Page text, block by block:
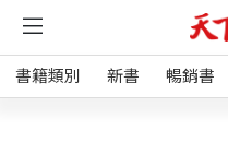
書籍類別 新書 暢銷書